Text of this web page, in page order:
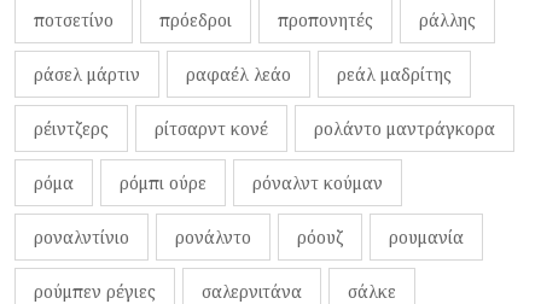
ποτσετίνο πρόεδροι προπονητές ράλλης
ράσελ μάρτιν ραφαέλ λεάο ρεάλ μαδρίτης
ρέιντζερς ρίτσαρντ κονέ ρολάντο μαντράγκορα
ρόμα ρόμπι ούρε ρόναλντ κούμαν
ροναλντίνιο ρονάλντο ρόουζ ρουμανία
ρούμπεν ρέγιες σαλερνιτάνα σάλκε